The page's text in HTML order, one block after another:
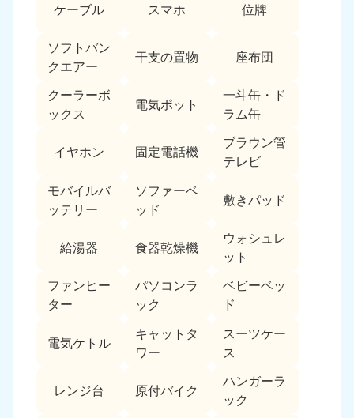
ケーブル スマホ 位牌
ソフトバン
クエアー
干支の置物 座布団
クーラーボ
ックス
電気ポット
一斗缶・ド
ラム缶
イヤホン 固定電話機
ブラウン管
テレビ
モバイルバ
ッテリー
ソファーベ
ッド
敷きパッド
給湯器 食器乾燥機
ウォシュレ
ット
ファンヒー
ター
パソコンラ
ック
ベビーベッ
ド
電気ケトル
キャットタ
ワー
スーツケー
ス
レンジ台 原付バイク
ハンガーラ
ック
050-1880-9891
9:00〜19:00 年中無休
050-1880-9889
9:00〜19:00 年中無休
大分県
050-1880-9893
宮崎県
050-1880-9890
9:00〜19:00 年中無休
050-1880-9892
9:00〜19:00 年中無休
沖縄県
050-1880-9887
9:00〜19:00 年中無休